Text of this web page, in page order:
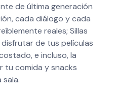
de última generación
cada diálogo y cada
reales; Sillas
de tus películas
e incluso, la
tu comida y snacks
sala.